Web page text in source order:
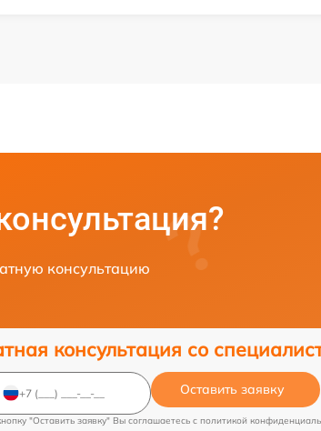
консультацию
консультация со
Оставить заявку
"Оставить заявку" Вы соглашаетесь c политикой